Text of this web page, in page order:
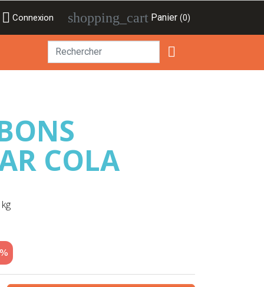
 Connexion shopping_cart Panier (0)

COLA